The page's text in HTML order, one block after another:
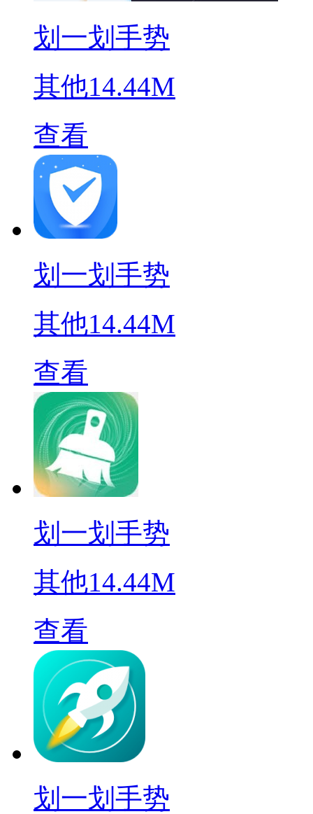
划一划手势
其他14.44M
查看
划一划手势
其他14.44M
查看
划一划手势
其他14.44M
查看
划一划手势